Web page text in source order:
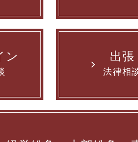
ン 出張
法律相